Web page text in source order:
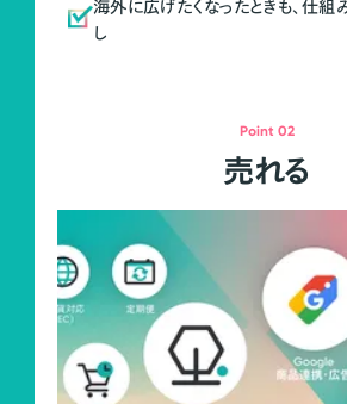
海外に広げたくなったときも、仕
し
Point 02
売れる